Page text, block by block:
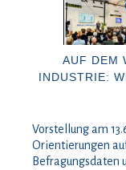
AUF DEM
INDUSTRIE:
Vorstellung am
Orientierungen